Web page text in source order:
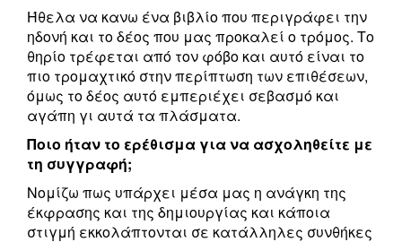
Ήθελα να κανω ένα βιβλίο που περιγράφει την
ηδονή και το δέος που μας προκαλεί ο τρόμος. Το
θηρίο τρέφεται από τον φόβο και αυτό είναι το
πιο τρομαχτικό στην περίπτωση των επιθέσεων,
όμως το δέος αυτό εμπεριέχει σεβασμό και
αγάπη γι αυτά τα πλάσματα.
Ποιο ήταν το ερέθισμα για να ασχοληθείτε με
τη συγγραφή;
Νομίζω πως υπάρχει μέσα μας η ανάγκη της
έκφρασης και της δημιουργίας και κάποια
στιγμή εκκολάπτονται σε κατάλληλες συνθήκες